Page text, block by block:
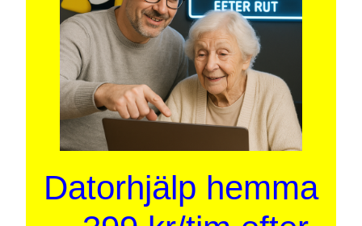
Datorhjälp hemma